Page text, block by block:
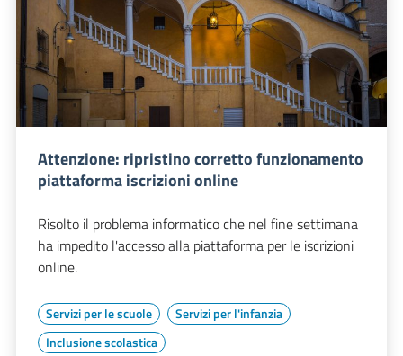
Attenzione: ripristino corretto funzionamento
piattaforma iscrizioni online
Risolto il problema informatico che nel fine settimana
ha impedito l'accesso alla piattaforma per le iscrizioni
online.
Servizi per le scuole
Servizi per l'infanzia
Inclusione scolastica